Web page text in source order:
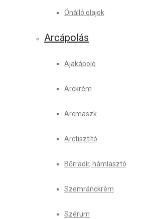
Önálló olajok
Arcápolás
Ajakápoló
Arckrém
Arcmaszk
Arctisztító
Bőrradír, hámlasztó
Szemránckrém
Szérum